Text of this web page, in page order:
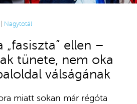
Nagytotál
„fasiszta” ellen –
tünete, nem oka
válságának
miatt sokan már régóta